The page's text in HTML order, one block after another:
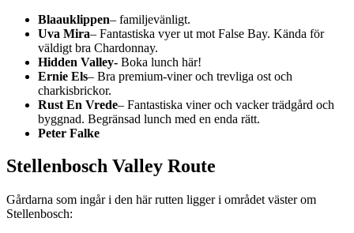
Blaauklippen– familjevänligt.
Uva Mira– Fantastiska vyer ut mot False Bay. Kända för
väldigt bra Chardonnay.
Hidden Valley- Boka lunch här!
Ernie Els– Bra premium-viner och trevliga ost och
charkisbrickor.
Rust En Vrede– Fantastiska viner och vacker trädgård och
byggnad. Begränsad lunch med en enda rätt.
Peter Falke
Stellenbosch Valley Route
Gårdarna som ingår i den här rutten ligger i området väster om
Stellenbosch: